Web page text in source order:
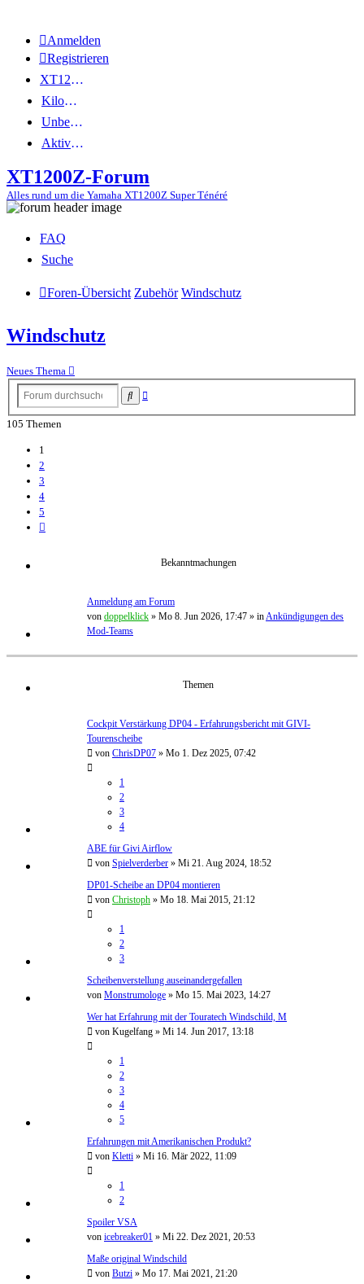
Anmelden
Registrieren
XT1200Z-Wiki
Kilometerstatistik
Unbeantwortete Themen
Aktive Themen
XT1200Z-Forum
Alles rund um die Yamaha XT1200Z Super Ténéré
FAQ
Suche
Foren-Übersicht Zubehör Windschutz
Windschutz
Neues Thema
Suche
105 Themen
1
2
3
4
5
Bekanntmachungen
Anmeldung am Forum
von doppelklick » Mo 8. Jun 2026, 17:47 » in Ankündigungen des
Mod-Teams
Themen
Cockpit Verstärkung DP04 - Erfahrungsbericht mit GIVI-
Tourenscheibe
von ChrisDP07 » Mo 1. Dez 2025, 07:42
1
2
3
4
ABE für Givi Airflow
von Spielverderber » Mi 21. Aug 2024, 18:52
DP01-Scheibe an DP04 montieren
von Christoph » Mo 18. Mai 2015, 21:12
1
2
3
Scheibenverstellung auseinandergefallen
von Monstrumologe » Mo 15. Mai 2023, 14:27
Wer hat Erfahrung mit der Touratech Windschild, M
von Kugelfang » Mi 14. Jun 2017, 13:18
1
2
3
4
5
Erfahrungen mit Amerikanischen Produkt?
von Kletti » Mi 16. Mär 2022, 11:09
1
2
Spoiler VSA
von icebreaker01 » Mi 22. Dez 2021, 20:53
Maße original Windschild
von Butzi » Mo 17. Mai 2021, 21:20